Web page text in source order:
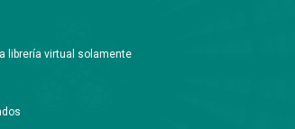
la librería virtual solamente